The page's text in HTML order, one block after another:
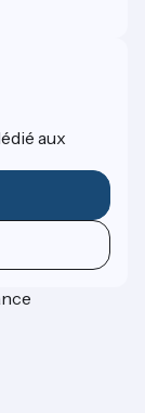
aux